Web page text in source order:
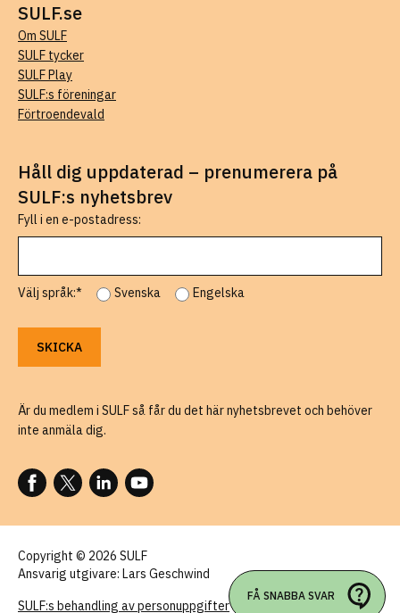
SULF.se
Om SULF
SULF tycker
SULF Play
SULF:s föreningar
Förtroendevald
Håll dig uppdaterad – prenumerera på
SULF:s nyhetsbrev
Fyll i en e-postadress:
Välj språk:* Svenska Engelska
Är du medlem i SULF så får du det här nyhetsbrevet och behöver
inte anmäla dig.
FÖLJ OSS PÅ FACEBOOK
FÖLJ OSS PÅ X
FÖLJ OSS PÅ LINKEDIN
FÖLJ OSS PÅ YOUTUBE
Copyright © 2026 SULF
Ansvarig utgivare: Lars Geschwind
SULF:s behandling av personuppgifter
FÅ SNABBA SVAR